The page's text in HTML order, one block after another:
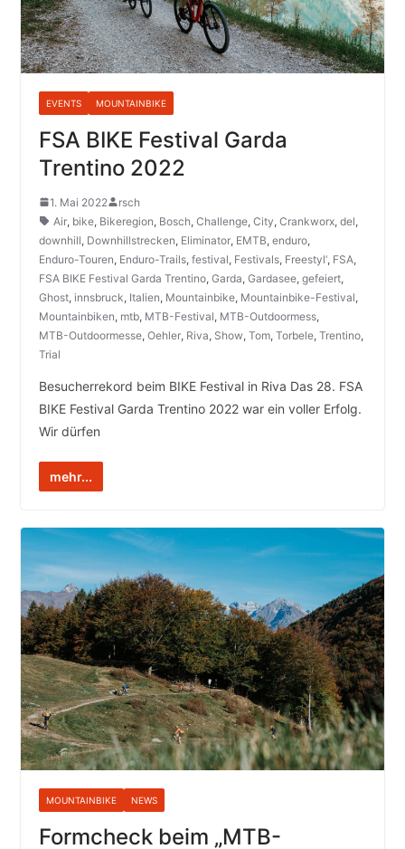
EVENTS MOUNTAINBIKE
FSA BIKE Festival Garda
Trentino 2022
1. Mai 2022
rsch
Air, bike, Bikeregion, Bosch, Challenge, City, Crankworx, del,
downhill, Downhillstrecken, Eliminator, EMTB, enduro,
Enduro-Touren, Enduro-Trails, festival, Festivals, Freestyl‘, FSA,
FSA BIKE Festival Garda Trentino, Garda, Gardasee, gefeiert,
Ghost, innsbruck, Italien, Mountainbike, Mountainbike-Festival,
Mountainbiken, mtb, MTB-Festival, MTB-Outdoormess,
MTB-Outdoormesse, Oehler, Riva, Show, Tom, Torbele, Trentino,
Trial
Besucherrekord beim BIKE Festival in Riva Das 28. FSA
BIKE Festival Garda Trentino 2022 war ein voller Erfolg.
Wir dürfen
mehr...
MOUNTAINBIKE NEWS
Formcheck beim „MTB-